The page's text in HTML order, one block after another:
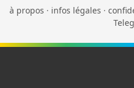
à propos · infos légales ·